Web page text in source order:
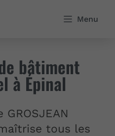
Menu
bâtiment
à Épinal
GROSJEAN
tous les